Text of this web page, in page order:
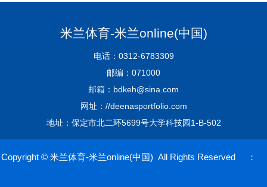
米兰体育-米兰online(中国)
电话：0312-6783309
邮编：071000
邮箱：bdkeh@sina.com
网址：//deenasportfolio.com
地址：保定市北二环5699号大学科技园1-B-502
Copyright © 米兰体育-米兰online(中国) All Rights Reserved ：